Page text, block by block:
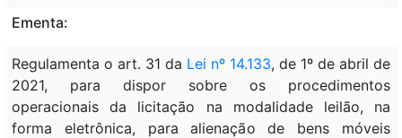
Ementa:
Regulamenta o art. 31 da Lei nº 14.133, de 1º de abril de
2021, para dispor sobre os procedimentos
operacionais da licitação na modalidade leilão, na
forma eletrônica, para alienação de bens móveis